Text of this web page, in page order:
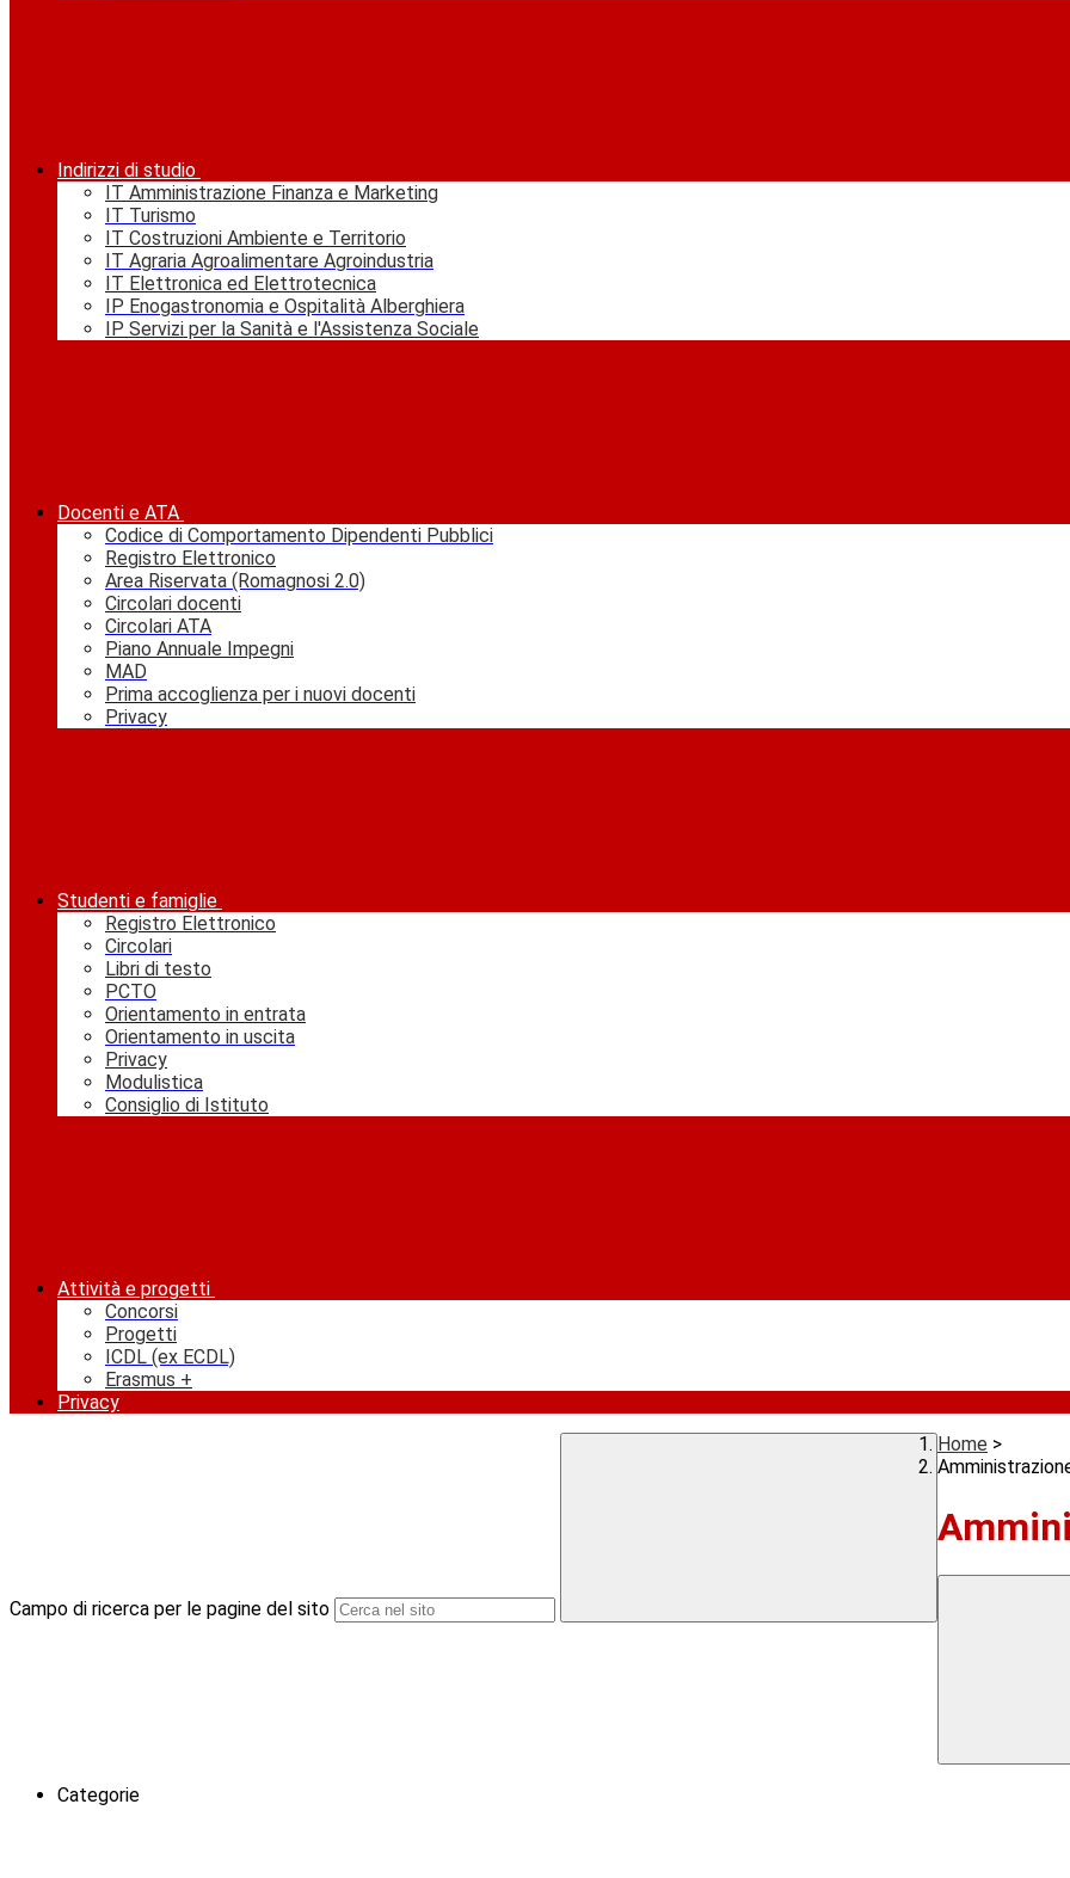
Indirizzi di studio
IT Amministrazione Finanza e Marketing
IT Turismo
IT Costruzioni Ambiente e Territorio
IT Agraria Agroalimentare Agroindustria
IT Elettronica ed Elettrotecnica
IP Enogastronomia e Ospitalità Alberghiera
IP Servizi per la Sanità e l'Assistenza Sociale
Docenti e ATA
Codice di Comportamento Dipendenti Pubblici
Registro Elettronico
Area Riservata (Romagnosi 2.0)
Circolari docenti
Circolari ATA
Piano Annuale Impegni
MAD
Prima accoglienza per i nuovi docenti
Privacy
Studenti e famiglie
Registro Elettronico
Circolari
Libri di testo
PCTO
Orientamento in entrata
Orientamento in uscita
Privacy
Modulistica
Consiglio di Istituto
Attività e progetti
Concorsi
Progetti
ICDL (ex ECDL)
Erasmus +
Privacy
Campo di ricerca per le pagine del sito
Home >
Categorie